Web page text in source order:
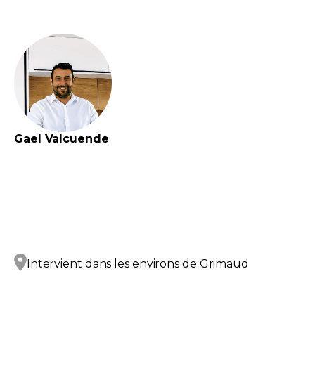
Gael Valcuende
Intervient dans les environs de Grimaud